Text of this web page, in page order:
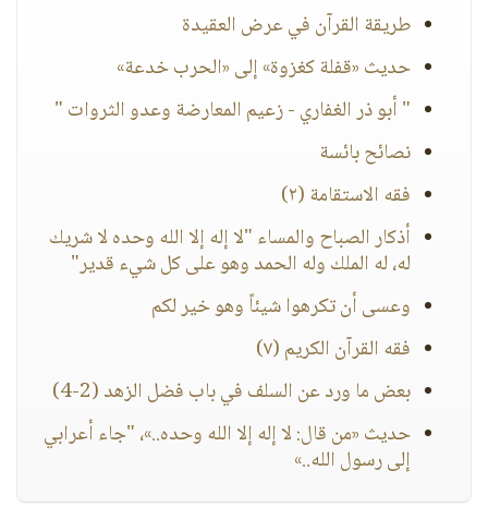
طريقة القرآن في عرض العقيدة
حديث «قفلة كغزوة» إلى «الحرب خدعة»
" أبو ذر الغفاري - زعيم المعارضة وعدو الثروات "
نصائح بائسة
فقه الاستقامة (٢)
أذكار الصباح والمساء "لا إله إلا الله وحده لا شريك
له، له الملك وله الحمد وهو على كل شيء قدير"
وعسى أن تكرهوا شيئاً وهو خير لكم
فقه القرآن الكريم (٧)
بعض ما ورد عن السلف في باب فضل الزهد (2-4)
حديث «من قال: لا إله إلا الله وحده..»، "جاء أعرابي
إلى رسول الله..»